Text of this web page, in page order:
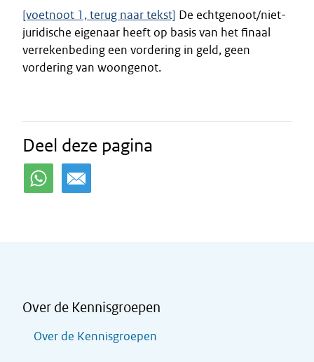
[voetnoot 1, terug naar tekst] De echtgenoot/niet-
juridische eigenaar heeft op basis van het finaal
verrekenbeding een vordering in geld, geen
vordering van woongenot.
Deel deze pagina
Over de Kennisgroepen
Over de Kennisgroepen